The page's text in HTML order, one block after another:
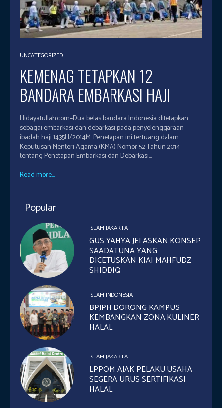
UNCATEGORIZED
KEMENAG TETAPKAN 12
BANDARA EMBARKASI HAJI
Hidayatullah.com–Dua belas bandara Indonesia ditetapkan
sebagai embarkasi dan debarkasi pada penyelenggaraan
ibadah haji 1435H/2014M. Penetapan ini tertuang dalam
Keputusan Menteri Agama (KMA) Nomor 52 Tahun 2014
tentang Penetapan Embarkasi dan Debarkasi...
Read more...
Popular
ISLAM JAKARTA
GUS YAHYA JELASKAN KONSEP
SAADATUNA YANG
DICETUSKAN KIAI MAHFUDZ
SHIDDIQ
ISLAM INDONESIA
BPJPH DORONG KAMPUS
KEMBANGKAN ZONA KULINER
HALAL
ISLAM JAKARTA
LPPOM AJAK PELAKU USAHA
SEGERA URUS SERTIFIKASI
HALAL